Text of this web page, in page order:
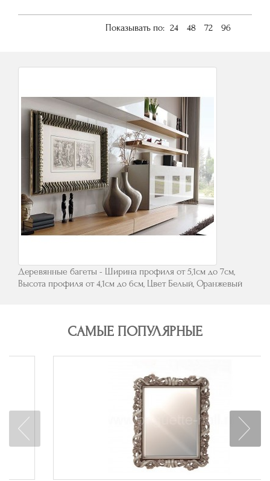
Показывать по: 24 48 72 96
Деревянные багеты - Ширина профиля от 5,1см до 7см,
Высота профиля от 4,1см до 6см, Цвет Белый, Оранжевый
САМЫЕ ПОПУЛЯРНЫЕ